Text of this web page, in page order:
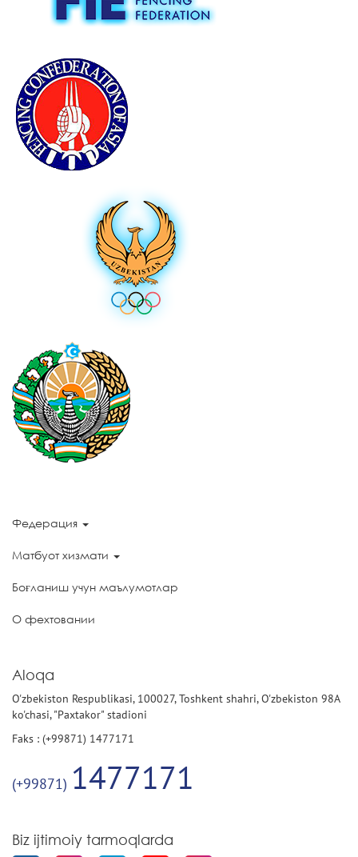
Федерация
Матбуот хизмати
Боғланиш учун маълумотлар
О фехтовании
Aloqa
O'zbekiston Respublikasi, 100027, Toshkent shahri, O'zbekiston 98A
ko'chasi, "Paxtakor" stadioni
Faks : (+99871) 1477171
(+99871) 1477171
Biz ijtimoiy tarmoqlarda